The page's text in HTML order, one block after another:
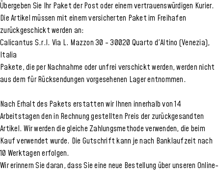
Übergeben Sie Ihr Paket der Post oder einem vertrauenswürdigen Kurier.
Die Artikel müssen mit einem versicherten Paket im Freihafen
zurückgeschickt werden an:
Calicantus S.r.l. Via L. Mazzon 30 - 30020 Quarto d'Altino (Venezia),
Italia
Pakete, die per Nachnahme oder unfrei verschickt werden, werden nicht
aus dem für Rücksendungen vorgesehenen Lager entnommen.
Nach Erhalt des Pakets erstatten wir Ihnen innerhalb von 14
Arbeitstagen den in Rechnung gestellten Preis der zurückgesandten
Artikel. Wir werden die gleiche Zahlungsmethode verwenden, die beim
Kauf verwendet wurde. Die Gutschrift kann je nach Banklaufzeit nach
10 Werktagen erfolgen.
Wir erinnern Sie daran, dass Sie eine neue Bestellung über unseren Online-